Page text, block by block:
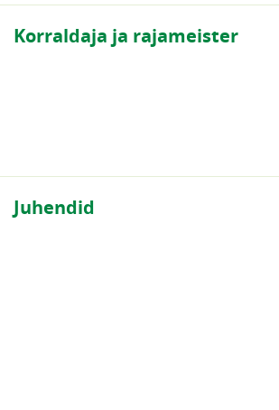
Korraldaja ja rajameister
Juhendid